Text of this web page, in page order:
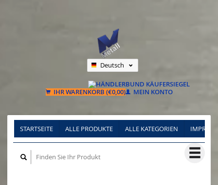
Deutsch
Français
IHR WARENKORB (€0,00) MEIN KONTO
STARTSEITE ALLE PRODUKTE ALLE KATEGORIEN